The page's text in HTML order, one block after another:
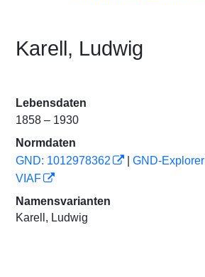
Karell, Ludwig
Lebensdaten
1858 – 1930
Normdaten
GND: 1012978362
GND-Explorer
VIAF
Namensvarianten
Karell, Ludwig